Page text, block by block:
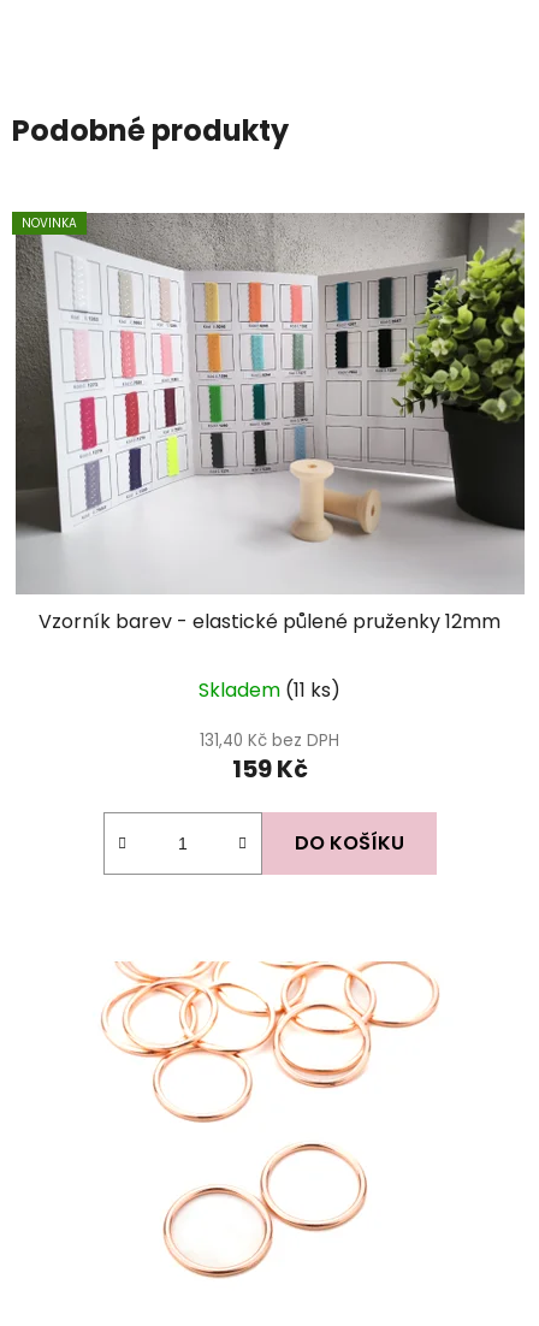
Podobné produkty
NOVINKA
Vzorník barev - elastické půlené pruženky 12mm
Skladem (11 ks)
131,40 Kč bez DPH
159 Kč
DO KOŠÍKU